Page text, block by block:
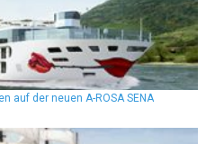
auf der neuen A-ROSA SENA